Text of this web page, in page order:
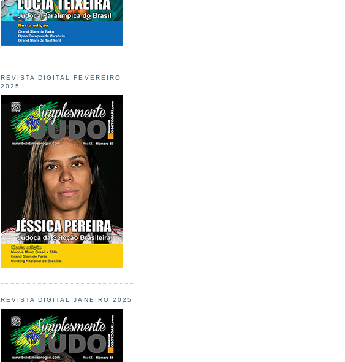
REVISTA DIGITAL FEVEREIRO
2025
REVISTA DIGITAL JANEIRO 2025